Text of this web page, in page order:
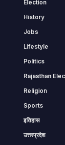
Election
History
Jobs
Lifestyle
Politics
Rajasthan
Religion
Sports
इतिहास
उत्तरप्रदेश